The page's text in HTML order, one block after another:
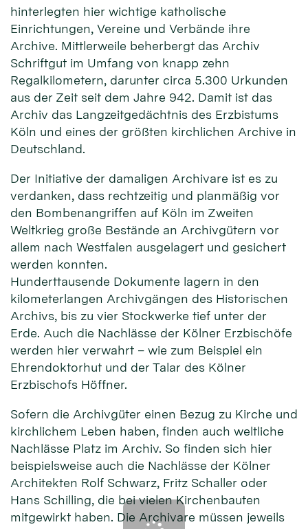
hinterlegten hier wichtige katholische
Einrichtungen, Vereine und Verbände ihre
Archive. Mittlerweile beherbergt das Archiv
Schriftgut im Umfang von knapp zehn
Regalkilometern, darunter circa 5.300 Urkunden
aus der Zeit seit dem Jahre 942. Damit ist das
Archiv das Langzeitgedächtnis des Erzbistums
Köln und eines der größten kirchlichen Archive in
Deutschland.
Der Initiative der damaligen Archivare ist es zu
verdanken, dass rechtzeitig und planmäßig vor
den Bombenangriffen auf Köln im Zweiten
Weltkrieg große Bestände an Archivgütern vor
allem nach Westfalen ausgelagert und gesichert
werden konnten.
Hunderttausende Dokumente lagern in den
kilometerlangen Archivgängen des Historischen
Archivs, bis zu vier Stockwerke tief unter der
Erde. Auch die Nachlässe der Kölner Erzbischöfe
werden hier verwahrt – wie zum Beispiel ein
Ehrendoktorhut und der Talar des Kölner
Erzbischofs Höffner.
Sofern die Archivgüter einen Bezug zu Kirche und
kirchlichem Leben haben, finden auch weltliche
Nachlässe Platz im Archiv. So finden sich hier
beispielsweise auch die Nachlässe der Kölner
Architekten Rolf Schwarz, Fritz Schaller oder
Hans Schilling, die bei vielen Kirchenbauten
mitgewirkt haben. Die Archivare müssen jeweils